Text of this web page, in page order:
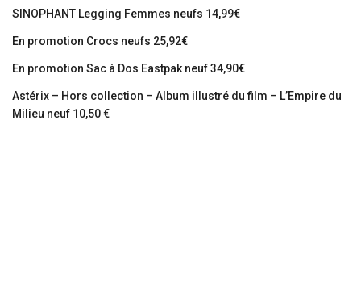
SINOPHANT Legging Femmes neufs 14,99€
En promotion Crocs neufs 25,92€
En promotion Sac à Dos Eastpak neuf 34,90€
Astérix – Hors collection – Album illustré du film – L’Empire du
Milieu neuf 10,50 €